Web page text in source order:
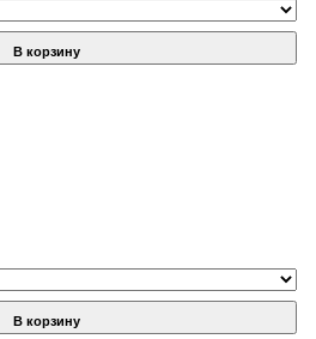
В корзину
В корзину